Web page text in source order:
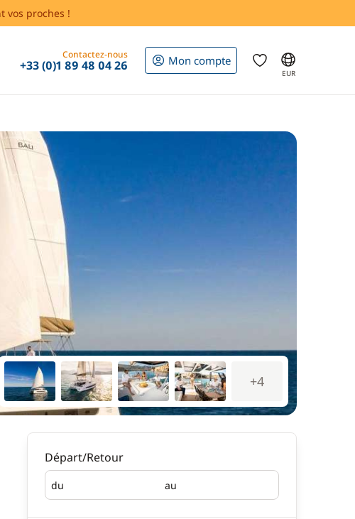
vos proches !
Contactez-nous
+33 (0)1 89 48 04 26 Mon compte
EUR
+4
Départ/Retour
du
Départ au
Retour